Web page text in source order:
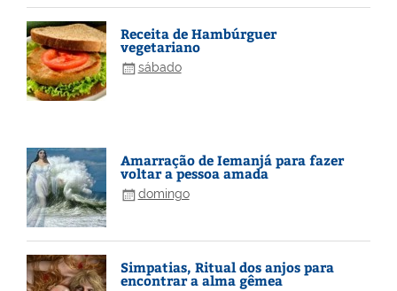
Receita de Hambúrguer
vegetariano
sábado
Amarração de Iemanjá para fazer
voltar a pessoa amada
domingo
Simpatias, Ritual dos anjos para
encontrar a alma gêmea